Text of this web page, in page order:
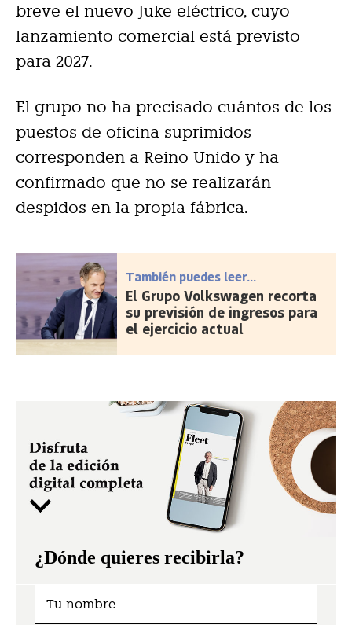
breve el nuevo Juke eléctrico, cuyo
lanzamiento comercial está previsto
para 2027.
El grupo no ha precisado cuántos de los
puestos de oficina suprimidos
corresponden a Reino Unido y ha
confirmado que no se realizarán
despidos en la propia fábrica.
También puedes leer...
El Grupo Volkswagen recorta
su previsión de ingresos para
el ejercicio actual
¿Dónde quieres recibirla?